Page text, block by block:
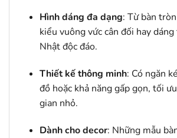
Hình dáng đa dạng: Từ bàn
kiểu vuông vức cân đối hay
Nhật độc đáo.
Thiết kế thông minh: Có ngăn
đồ hoặc khả năng gấp gọn, tối
gian nhỏ.
Dành cho decor: Những mẫu